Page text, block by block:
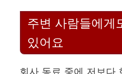
주변 사람들에게
있어요